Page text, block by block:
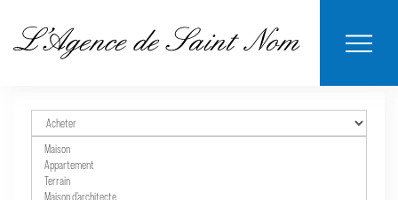
ACHETERLOUER
BIENS
NOTRE
CONTACT
ESTIMER MON